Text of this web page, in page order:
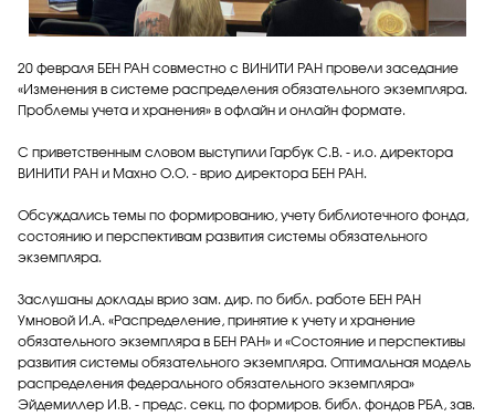
20 февраля БЕН РАН совместно с ВИНИТИ РАН провели заседание
«Изменения в системе распределения обязательного экземпляра.
Проблемы учета и хранения» в офлайн и онлайн формате.
С приветственным словом выступили Гарбук С.В. - и.о. директора
ВИНИТИ РАН и Махно О.О. - врио директора БЕН РАН.
Обсуждались темы по формированию, учету библиотечного фонда,
состоянию и перспективам развития системы обязательного
экземпляра.
Заслушаны доклады врио зам. дир. по библ. работе БЕН РАН
Умновой И.А. «Распределение, принятие к учету и хранение
обязательного экземпляра в БЕН РАН» и «Состояние и перспективы
развития системы обязательного экземпляра. Оптимальная модель
распределения федерального обязательного экземпляра»
Эйдемиллер И.В. - предс. секц. по формиров. библ. фондов РБА, зав.